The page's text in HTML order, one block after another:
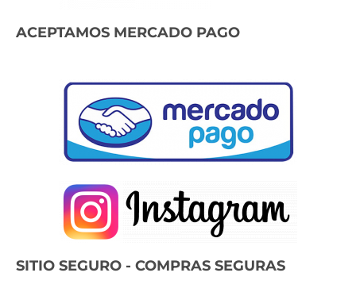
ACEPTAMOS MERCADO PAGO
SITIO SEGURO - COMPRAS SEGURAS